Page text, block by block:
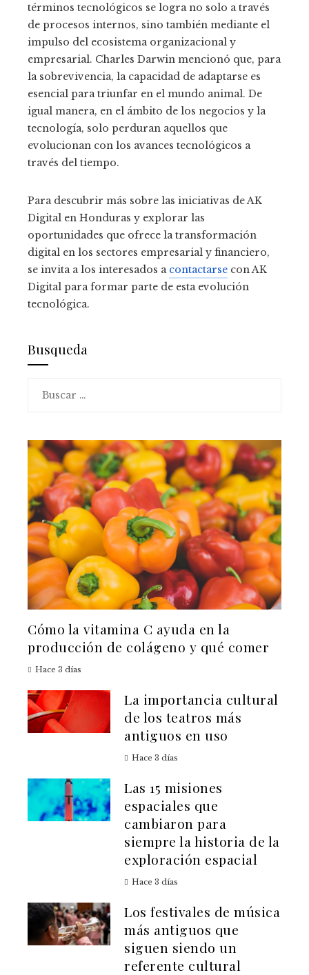
términos tecnológicos se logra no solo a través
de procesos internos, sino también mediante el
impulso del ecosistema organizacional y
empresarial. Charles Darwin mencionó que, para
la sobrevivencia, la capacidad de adaptarse es
esencial para triunfar en el mundo animal. De
igual manera, en el ámbito de los negocios y la
tecnología, solo perduran aquellos que
evolucionan con los avances tecnológicos a
través del tiempo.
Para descubrir más sobre las iniciativas de AK
Digital en Honduras y explorar las
oportunidades que ofrece la transformación
digital en los sectores empresarial y financiero,
se invita a los interesados a contactarse con AK
Digital para formar parte de esta evolución
tecnológica.
Busqueda
Cómo la vitamina C ayuda en la
producción de colágeno y qué comer
Hace 3 días
La importancia cultural
de los teatros más
antiguos en uso
Hace 3 días
Las 15 misiones
espaciales que
cambiaron para
siempre la historia de la
exploración espacial
Hace 3 días
Los festivales de música
más antiguos que
siguen siendo un
referente cultural